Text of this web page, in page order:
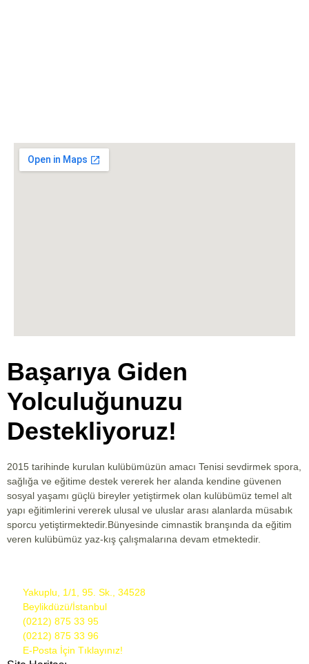
Başarıya Giden
Yolculuğunuzu
Destekliyoruz!
2015 tarihinde kurulan kulübümüzün amacı Tenisi sevdirmek spora,
sağlığa ve eğitime destek vererek her alanda kendine güvenen
sosyal yaşamı güçlü bireyler yetiştirmek olan kulübümüz temel alt
yapı eğitimlerini vererek ulusal ve uluslar arası alanlarda müsabık
sporcu yetiştirmektedir.Bünyesinde cimnastik branşında da eğitim
veren kulübümüz yaz-kış çalışmalarına devam etmektedir.
Yakuplu, 1/1, 95. Sk., 34528
Beylikdüzü/İstanbul
(0212) 875 33 95
(0212) 875 33 96
E-Posta İçin Tıklayınız!